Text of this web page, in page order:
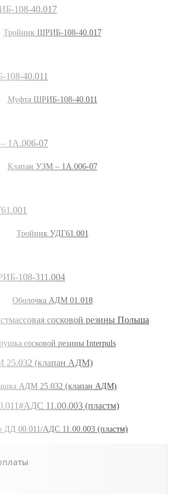
Тройник ШРИБ-108-40.017
Муфта ШРИБ-108-40.011
Клапан УЗМ – 1А.006-07
Тройник УДГ61.001
Оболочка АДМ 01.018
сосковой резины Interpuls
АДМ 25.032 (клапан АДМ)
ДД 00.011/АДС 11.00.003 (пластм)